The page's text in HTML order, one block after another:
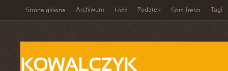
Strona główna Archiwum Łódź Podatek Spis Treści Tagi
KOWALCZYK